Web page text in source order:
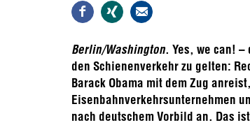
Berlin/Washington. Yes, we
den Schienenverkehr zu gelten:
Barack Obama mit dem Zug
Eisenbahnverkehrsunternehmen
nach deutschem Vorbild an. Das